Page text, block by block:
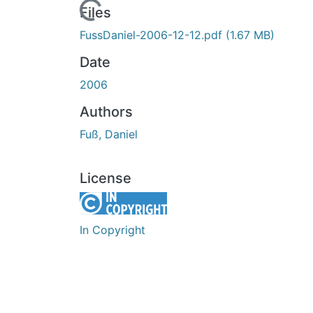
Loading...
Files
FussDaniel-2006-12-12.pdf (1.67 MB)
Date
2006
Authors
Fuß, Daniel
License
In Copyright